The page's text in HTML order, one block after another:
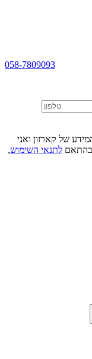
058-7809093
של קארזון ואני
בהתאם לתנאי השימוש,